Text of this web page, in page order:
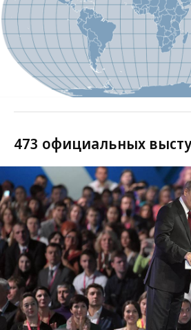
473 официальных